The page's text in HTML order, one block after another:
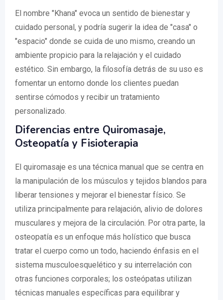
El nombre "Khana" evoca un sentido de bienestar y
cuidado personal, y podría sugerir la idea de "casa" o
"espacio" donde se cuida de uno mismo, creando un
ambiente propicio para la relajación y el cuidado
estético. Sin embargo, la filosofía detrás de su uso es
fomentar un entorno donde los clientes puedan
sentirse cómodos y recibir un tratamiento
personalizado.
Diferencias entre Quiromasaje,
Osteopatía y Fisioterapia
El quiromasaje es una técnica manual que se centra en
la manipulación de los músculos y tejidos blandos para
liberar tensiones y mejorar el bienestar físico. Se
utiliza principalmente para relajación, alivio de dolores
musculares y mejora de la circulación. Por otra parte, la
osteopatía es un enfoque más holístico que busca
tratar el cuerpo como un todo, haciendo énfasis en el
sistema musculoesquelético y su interrelación con
otras funciones corporales; los osteópatas utilizan
técnicas manuales específicas para equilibrar y